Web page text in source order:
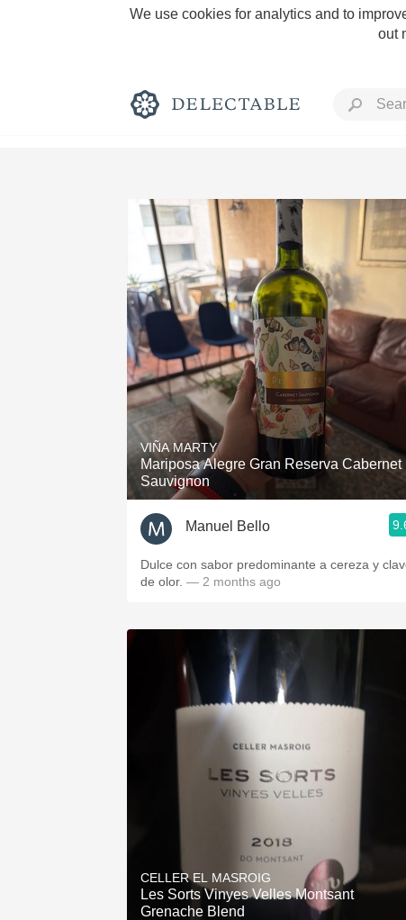
We use cookies for analytics and to
out
Rich and Bold
Classic Napa
Tawny Port
1982 Bordeaux
Oaky
Buttery
VIÑA MARTY
Mariposa Alegre Gran Reserva Cabernet
Sauvignon
Manuel Bello
Dulce con sabor predominante a cereza y
de olor. — 2 months ago
CELLER EL MASROIG
Les Sorts Vinyes Velles Montsant
Grenache Blend